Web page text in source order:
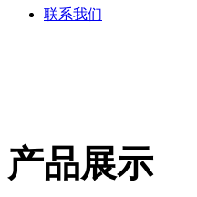
联系我们
产品展示